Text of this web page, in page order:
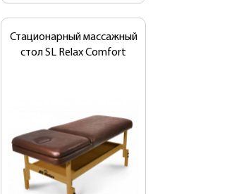
Стационарный массажный
стол SL Relax Comfort